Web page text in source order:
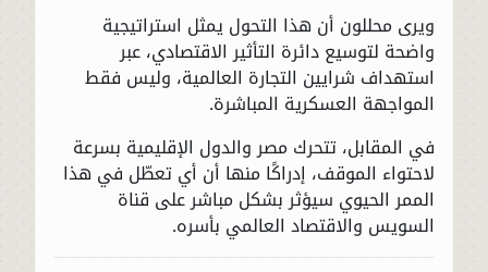
ويرى محللون أن هذا التحول يمثل استراتيجية
واضحة لتوسيع دائرة التأثير الاقتصادي، عبر
استهداف شرايين التجارة العالمية، وليس فقط
المواجهة العسكرية المباشرة.
في المقابل، تتحرك مصر والدول الإقليمية بسرعة
لاحتواء الموقف، إدراكًا منها أن أي تعطّل في هذا
الممر الحيوي سيؤثر بشكل مباشر على قناة
السويس والاقتصاد العالمي بأسره.